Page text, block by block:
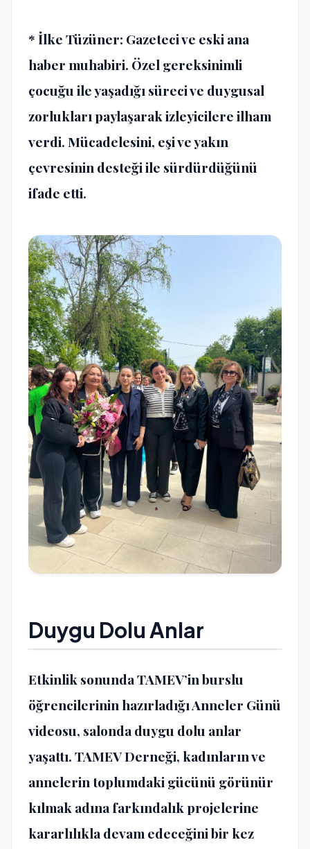
* İlke Tüzüner: Gazeteci ve eski ana
haber muhabiri. Özel gereksinimli
çocuğu ile yaşadığı süreci ve duygusal
zorlukları paylaşarak izleyicilere ilham
verdi. Mücadelesini, eşi ve yakın
çevresinin desteği ile sürdürdüğünü
ifade etti.
Duygu Dolu Anlar
Etkinlik sonunda TAMEV’in burslu
öğrencilerinin hazırladığı Anneler Günü
videosu, salonda duygu dolu anlar
yaşattı. TAMEV Derneği, kadınların ve
annelerin toplumdaki gücünü görünür
kılmak adına farkındalık projelerine
kararlılıkla devam edeceğini bir kez